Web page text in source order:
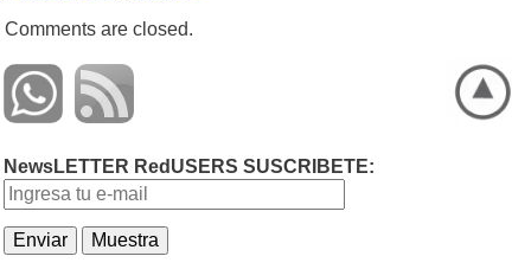
Comments are closed.
NewsLETTER RedUSERS SUSCRIBETE: